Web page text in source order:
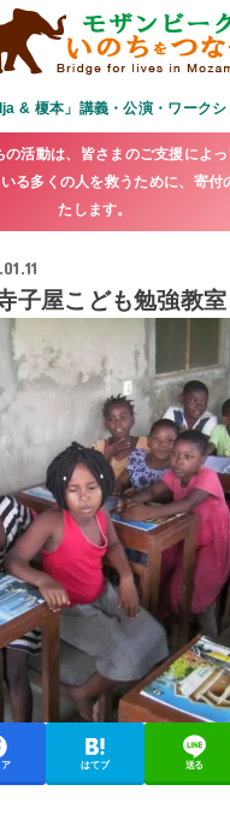
& 榎本」講義・公演・ワークシ
の活動は、皆さまのご支援によ
る多くの人を救うために、寄付
たします。
子屋こども勉強教室
ア はてブ 送る